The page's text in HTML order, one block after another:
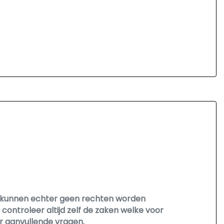
echter geen rechten worden
altijd zelf de zaken welke voor